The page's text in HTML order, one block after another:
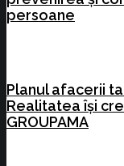
persoane
Planul afacerii
Realitatea își
GROUPAMA